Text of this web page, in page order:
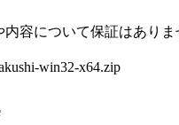
容について保証はあり
win32-x64.zip